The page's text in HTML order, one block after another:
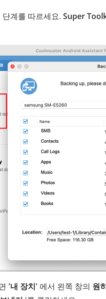
계를 따르세요. Super
'내 장치' 에서 왼쪽 창의 원